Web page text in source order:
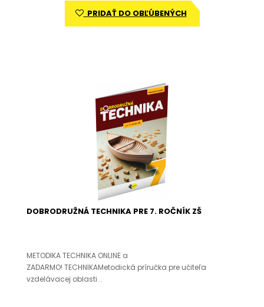
PRIDAŤ DO OBĽÚBENÝCH
DOBRODRUŽNÁ TECHNIKA PRE 7. ROČNÍK ZŠ
METODIKA TECHNIKA ONLINE a
ZADARMO! TECHNIKAMetodická príručka pre učiteľa
vzdelávacej oblasti ..